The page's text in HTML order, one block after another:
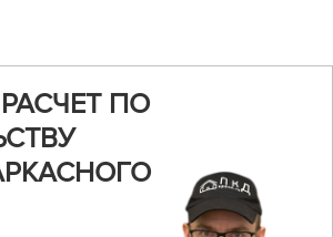
РАСЧЕТ ПО